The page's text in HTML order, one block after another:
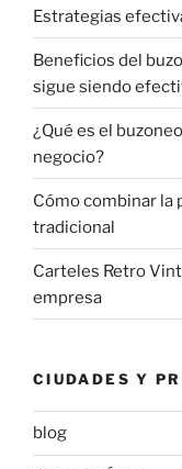
Estrategias
Beneficios del
sigue siendo
¿Qué es el
negocio?
Cómo combinar la
tradicional
Carteles Retro
empresa
CIUDADES Y
blog